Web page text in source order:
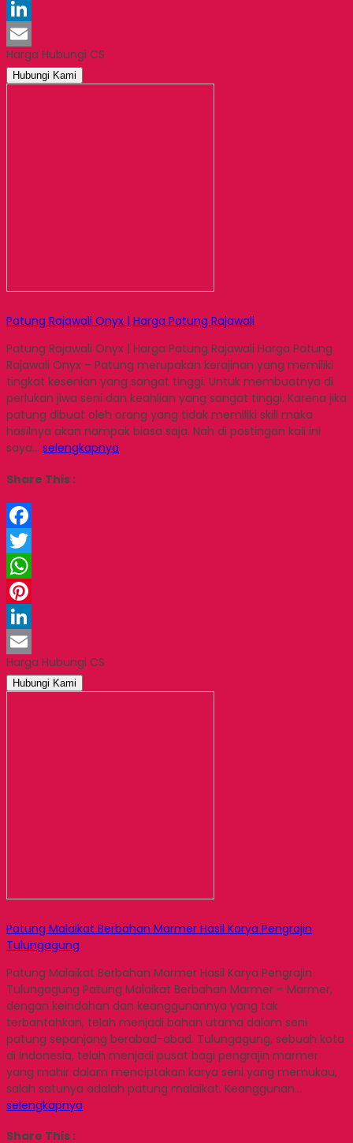
Pinterest
LinkedIn
Email
Harga Hubungi CS
Hubungi Kami
Patung Rajawali Onyx | Harga Patung Rajawali
Patung Rajawali Onyx | Harga Patung Rajawali Harga Patung
Rajawali Onyx – Patung merupakan kerajinan yang memiliki
tingkat kesenian yang sangat tinggi. Untuk membuatnya di
perlukan jiwa seni dan keahlian yang sangat tinggi. Karena jika
patung dibuat oleh orang yang tidak memiliki skill maka
hasilnya akan nampak biasa saja. Nah di postingan kali ini
saya… selengkapnya
Share This :
Facebook
Twitter
WhatsApp
Pinterest
LinkedIn
Email
Harga Hubungi CS
Hubungi Kami
Patung Malaikat Berbahan Marmer Hasil Karya Pengrajin
Tulungagung
Patung Malaikat Berbahan Marmer Hasil Karya Pengrajin
Tulungagung Patung Malaikat Berbahan Marmer – Marmer,
dengan keindahan dan keanggunannya yang tak
terbantahkan, telah menjadi bahan utama dalam seni
patung sepanjang berabad-abad. Tulungagung, sebuah kota
di Indonesia, telah menjadi pusat bagi pengrajin marmer
yang mahir dalam menciptakan karya seni yang memukau,
salah satunya adalah patung malaikat. Keanggunan…
selengkapnya
Share This :